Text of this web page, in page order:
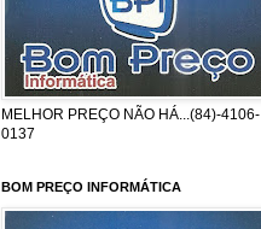
MELHOR PREÇO NÃO HÁ...(84)-4106-
0137
BOM PREÇO INFORMÁTICA